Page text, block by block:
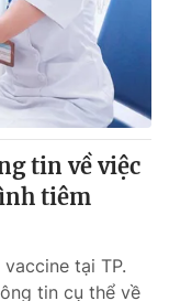
tin về việc
tiêm
tại TP.
tin cụ thể về